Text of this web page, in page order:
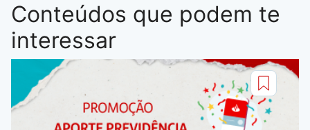
Conteúdos que podem te
interessar